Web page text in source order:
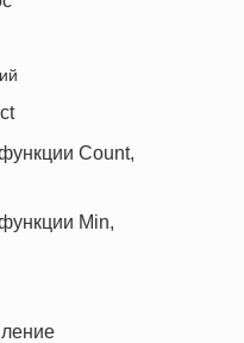
Count,
Min,